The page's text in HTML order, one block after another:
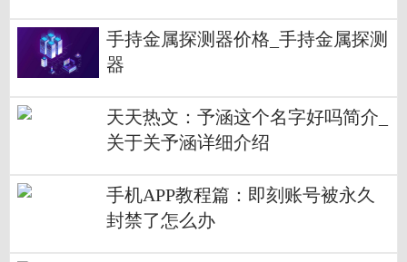
手持金属探测器价格_手持金属探测
器
天天热文：予涵这个名字好吗简介_
关于关予涵详细介绍
手机APP教程篇：即刻账号被永久
封禁了怎么办